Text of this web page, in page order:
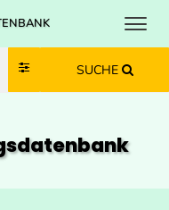
Zum Inhalt springen
Zum Navmenü springen
Zur Suche springen
Zur Footer springen
SUCHE